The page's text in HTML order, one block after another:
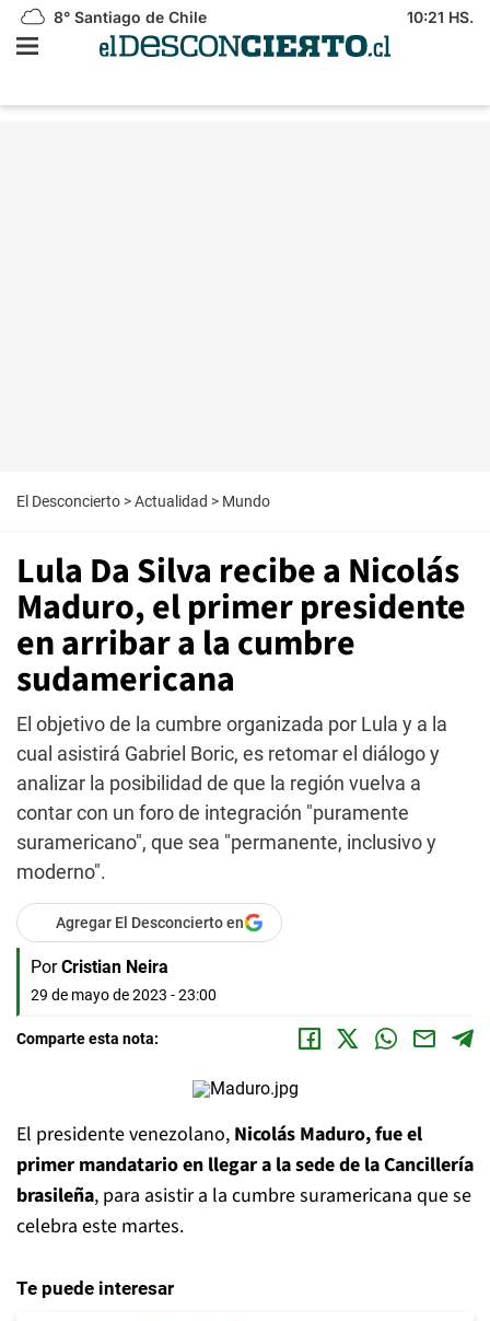
8° Santiago de Chile 10:21 HS.
El Desconcierto >Actualidad > Mundo
Lula Da Silva recibe a Nicolás
Maduro, el primer presidente
en arribar a la cumbre
sudamericana
El objetivo de la cumbre organizada por Lula y a la
cual asistirá Gabriel Boric, es retomar el diálogo y
analizar la posibilidad de que la región vuelva a
contar con un foro de integración "puramente
suramericano", que sea "permanente, inclusivo y
moderno".
Agregar El Desconcierto en
Por Cristian Neira
29 de mayo de 2023 - 23:00
Comparte esta nota:
El presidente venezolano, Nicolás Maduro, fue el
primer mandatario en llegar a la sede de la Cancillería
brasileña, para asistir a la cumbre suramericana que se
celebra este martes.
Te puede interesar